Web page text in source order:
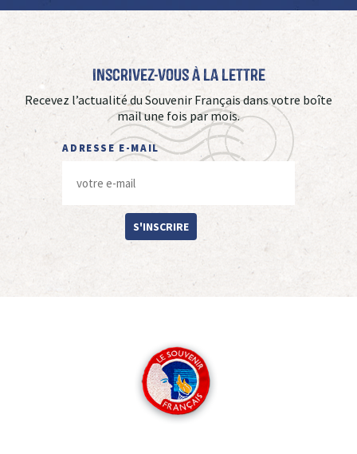
Inscrivez-vous à La Lettre
Recevez l’actualité du Souvenir Français dans votre boîte
mail une fois par mois.
ADRESSE E-MAIL
S'INSCRIRE